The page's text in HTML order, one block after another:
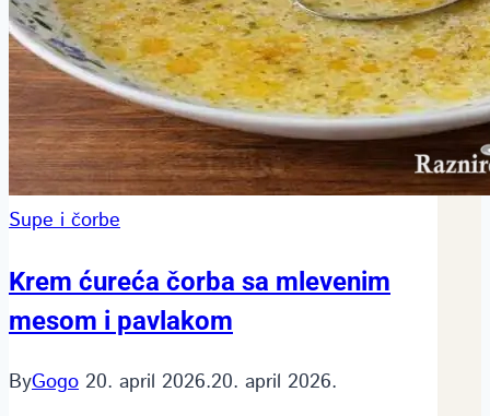
Supe i čorbe
Krem ćureća čorba sa mlevenim
mesom i pavlakom
ByGogo 20. april 2026.20. april 2026.